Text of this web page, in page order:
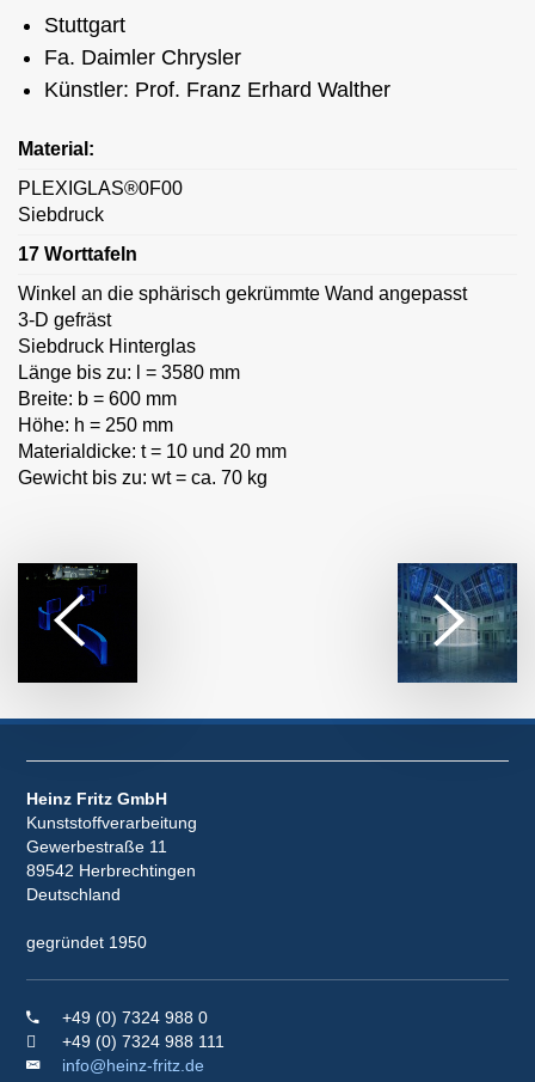
Stuttgart
Fa. Daimler Chrysler
Künstler: Prof. Franz Erhard Walther
Material:
PLEXIGLAS®0F00
Siebdruck
17 Worttafeln
Winkel an die sphärisch gekrümmte Wand angepasst
3-D gefräst
Siebdruck Hinterglas
Länge bis zu: l = 3580 mm
Breite: b = 600 mm
Höhe: h = 250 mm
Materialdicke: t = 10 und 20 mm
Gewicht bis zu: wt = ca. 70 kg
Heinz Fritz GmbH
Kunststoffverarbeitung
Gewerbestraße 11
89542 Herbrechtingen
Deutschland
gegründet 1950
+49 (0) 7324 988 0
+49 (0) 7324 988 111
info@heinz-fritz.de